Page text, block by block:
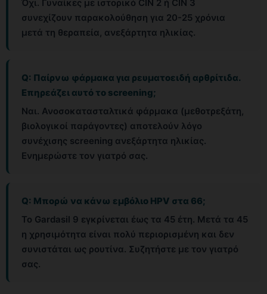
Όχι. Γυναίκες με ιστορικό CIN 2 ή CIN 3
συνεχίζουν παρακολούθηση για 20-25 χρόνια
μετά τη θεραπεία, ανεξάρτητα ηλικίας.
Q: Παίρνω φάρμακα για ρευματοειδή αρθρίτιδα.
Επηρεάζει αυτό το screening;
Ναι. Ανοσοκατασταλτικά φάρμακα (μεθοτρεξάτη,
βιολογικοί παράγοντες) αποτελούν λόγο
συνέχισης screening ανεξάρτητα ηλικίας.
Ενημερώστε τον γιατρό σας.
Q: Μπορώ να κάνω εμβόλιο HPV στα 66;
Το Gardasil 9 εγκρίνεται έως τα 45 έτη. Μετά τα 45
η χρησιμότητα είναι πολύ περιορισμένη και δεν
συνιστάται ως ρουτίνα. Συζητήστε με τον γιατρό
σας.